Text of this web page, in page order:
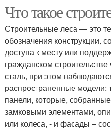
Что такое
Строительные леса — это
обозначения конструкции,
доступа к месту или
гражданском
сталь, при этом
распространенные модели:
панели, которые,
замковыми элементами,
или колеса, - и фасады –